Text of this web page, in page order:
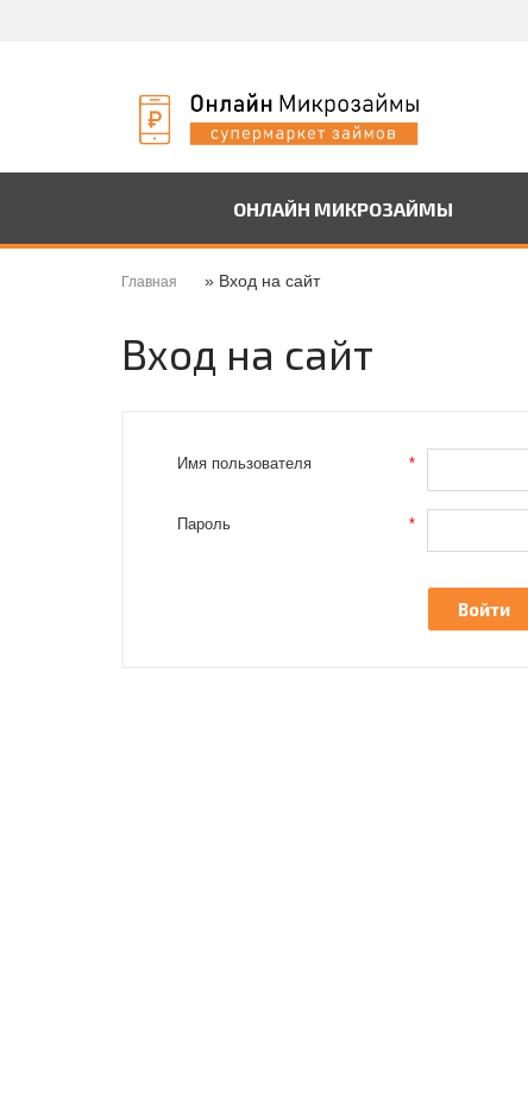
ОНЛАЙН МИКРОЗАЙМЫ
Главная » Вход на сайт
Вход на сайт
Имя пользователя *
Пароль *